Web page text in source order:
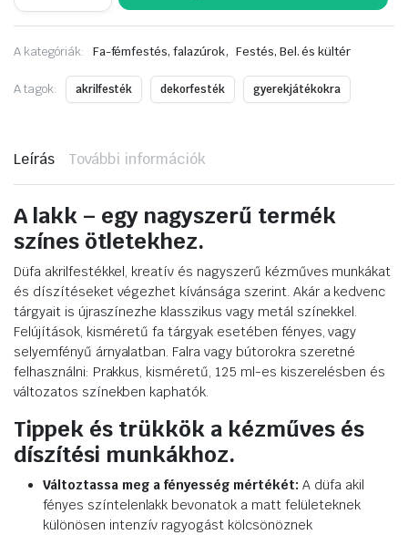
arany/gold
mennyiség
A kategóriák: Fa-fémfestés, falazúrok, Festés, Bel. és kültér
A tagok: akrilfesték dekorfesték gyerekjátékokra
Leírás További információk
A lakk – egy nagyszerű termék
színes ötletekhez.
Düfa akrilfestékkel, kreatív és nagyszerű kézműves munkákat
és díszítéseket végezhet kívánsága szerint. Akár a kedvenc
tárgyait is újraszínezhe klasszikus vagy metál színekkel.
Felújítások, kisméretű fa tárgyak esetében fényes, vagy
selyemfényű árnyalatban. Falra vagy bútorokra szeretné
felhasználni: Prakkus, kisméretű, 125 ml-es kiszerelésben és
változatos színekben kaphatók.
Tippek és trükkök a kézműves és
díszítési munkákhoz.
Változtassa meg a fényesség mértékét: A düfa akil
fényes színtelenlakk bevonatok a matt felületeknek
különösen intenzív ragyogást kölcsönöznek